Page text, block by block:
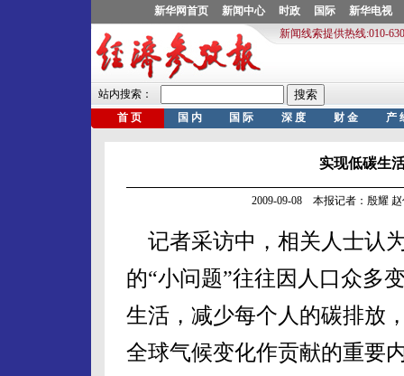
实现低碳生
2009-09-08 本报记者：殷耀
记者采访中，相关人士认
的“小问题”往往因人口众多
生活，减少每个人的碳排放
全球气候变化作贡献的重要